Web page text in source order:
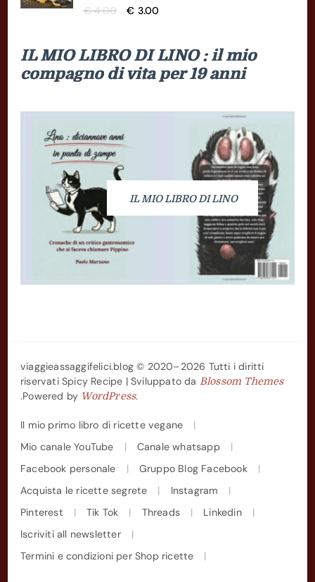
€4.00
era:
€ 4.00.
€ 3.00Il
è:
€ 3.00.
IL MIO LIBRO DI LINO : il mio
compagno di vita per 19 anni
IL MIO LIBRO DI LINO
viaggieassaggifelici.blog © 2020–2026 Tutti i diritti
riservatiSpicy Recipe | Sviluppato da Blossom Themes
.Powered by WordPress.
Il mio primo libro di ricette vegane
Mio canale YouTube
Canale whatsapp
Facebook personale
Gruppo Blog Facebook
Acquista le ricette segrete
Instagram
Pinterest
Tik Tok Threads
Linkedin
Iscriviti all newsletter
Termini e condizioni per Shop ricette